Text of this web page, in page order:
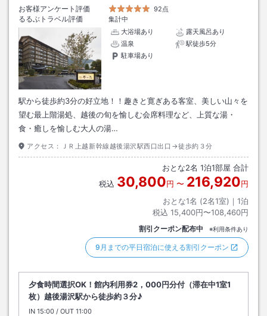
お客様アンケート評価
92点
るるぶトラベル評価
集計中
大浴場あり
露天風呂あり
温泉
駅徒歩5分
駐車場あり
駅から徒歩約3分の好立地！！趣きと寛ぎある客室、美しい山々を
望む最上階湯処、越後の旬を愉しむ会席料理など、上質な湯・
食・癒しを愉しむ大人の湯…
アクセス： ＪＲ上越新幹線越後湯沢駅西口出口→徒歩約３分
おとな2名 1泊1部屋 合計
税込 30,800円 〜 216,920円
おとな1名 (2名1室)｜ 1泊
税込 15,400円〜108,460円
割引クーポン配布中 ※利用条件あり
9月までの平日宿泊に使える割引クーポン
夕食時間選択OK！館内利用券2，000円分付（滞在中1室1
枚）越後湯沢駅から徒歩約３分♪
IN チェックイン
15:00 / OUT チェックアウト
11:00